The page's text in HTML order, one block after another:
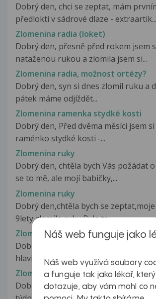
Dobrý den, chci se zeptat, mám
předloktí v sádrové dlaze -
Zlomenina radia (loket)
Dobrý den, přesně před rokem jsem
nataženou rukou a zlomila jsem si...
Zlomenina radia, možnost ortézy?
Dobrý den, syn si dnes zlomil ruku a
pátek máme odjíždět...
Zlomenina ramenka stydké kosti
Dobrý den, Před dvěma měsíci jsem
raménko stydké kosti -...
Zlomenina ruky
Dobrý den, chtěla bych Vás požádat
se to mě, ale mojí babičky,...
Zlomenina ruky
Dobrý den,chtěla bych se
9lety zlomila ruku.Byla to...
Zlomenina ruky
Dobrý den, spadla jsem z kola a mám
hlavičky radia vpravo s drobnou...
Zlomenina ruky
Dobrý den. Mám dotaz ohledně syna
Náš web funguje jako
Náš web využívá soubory
a funguje tak jako lékař,
dotazuje, aby vám mohl co